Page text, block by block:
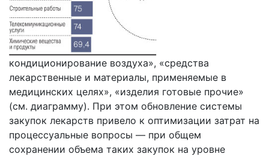
кондиционирование воздуха», «средства
лекарственные и материалы, применяемые в
медицинских целях», «изделия готовые прочие»
(см. диаграмму). При этом обновление системы
закупок лекарств привело к оптимизации затрат на
процессуальные вопросы — при общем
сохранении объема таких закупок на уровне